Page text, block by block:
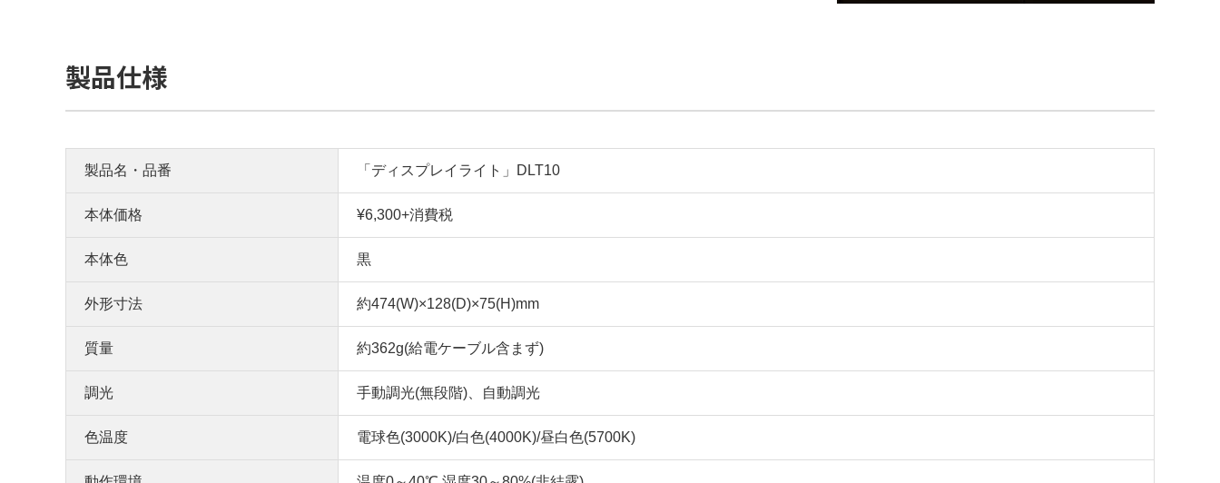
製品仕様
製品名・品番 「ディスプレイライト」DLT10
本体価格 ¥6,300+消費税
本体色 黒
外形寸法 約474(W)×128(D)×75(H)mm
質量 約362g(給電ケーブル含まず)
調光 手動調光(無段階)、自動調光
色温度 電球色(3000K)/白色(4000K)/昼白色(5700K)